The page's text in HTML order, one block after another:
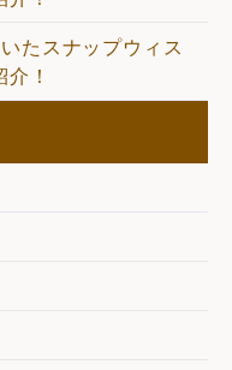
たスナップウィス
！